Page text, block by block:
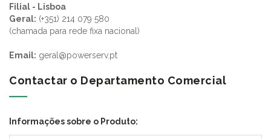
Filial - Lisboa
Geral: (+351) 214 079 580
(chamada para rede fixa nacional)
Email: geral@powerserv.pt
Contactar o Departamento Comercial
Informações sobre o Produto: